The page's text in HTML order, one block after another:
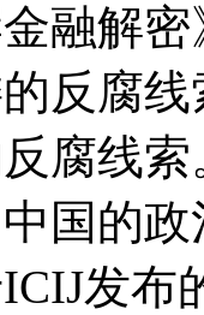
融解
反腐
腐线
国的
发布